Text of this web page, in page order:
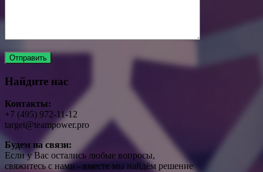
Найдите нас
Контакты:
+7 (495) 972-11-12
target@teampower.pro
Будем на связи:
Если у Вас остались любые вопросы,
свяжитесь с нами - вместе мы найдём решение